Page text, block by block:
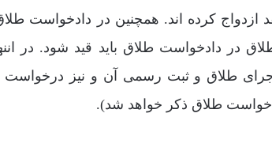
ازدواج کرده اند. همچنین در دادخواست
در دادخواست طلاق باید قید شود. در
طلاق و ثبت رسمی آن و نیز درخواست
طلاق ذکر خواهد شد).